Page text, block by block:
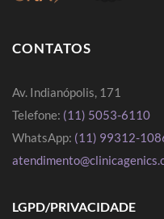
CONTATOS
Av. Indianópolis, 171
Telefone: (11) 5053-6110
WhatsApp: (11) 99312-
LGPD/PRIVACIDADE